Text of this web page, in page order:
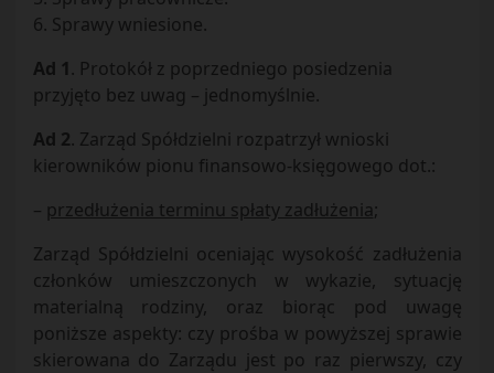
6. Sprawy wniesione.
Ad 1 . Protokół z poprzedniego posiedzenia
przyjęto bez uwag – jednomyślnie.
Ad 2. Zarząd Spółdzielni rozpatrzył wnioski
kierowników pionu finansowo-księgowego dot.:
– przedłużenia terminu spłaty zadłużenia;
Zarząd Spółdzielni oceniając wysokość zadłużenia
członków umieszczonych w wykazie, sytuację
materialną rodziny, oraz biorąc pod uwagę
poniższe aspekty: czy prośba w powyższej sprawie
skierowana do Zarządu jest po raz pierwszy, czy